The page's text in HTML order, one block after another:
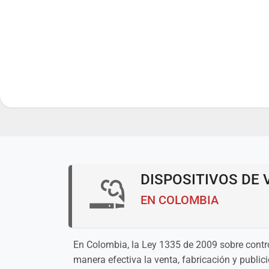
DISPOSITIVOS DE
EN COLOMBIA
En Colombia, la Ley 1335 de 2009 sobre
manera efectiva la venta, fabricación y